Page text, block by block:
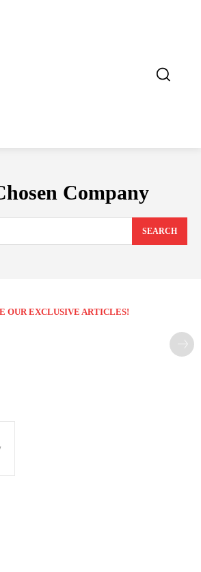
Company
SEARCH
OUR EXCLUSIVE ARTICLES!